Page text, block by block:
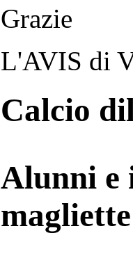
Grazie
L'AVIS di
Calcio
Alunni e